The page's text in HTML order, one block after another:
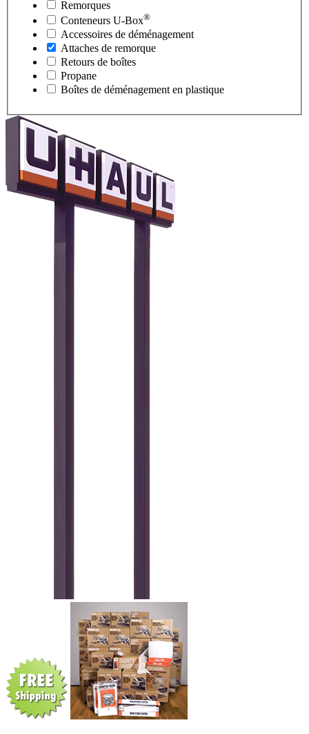
Remorques
Conteneurs U-Box®
Accessoires de déménagement
Attaches de remorque
Retours de boîtes
Propane
Boîtes de déménagement en plastique